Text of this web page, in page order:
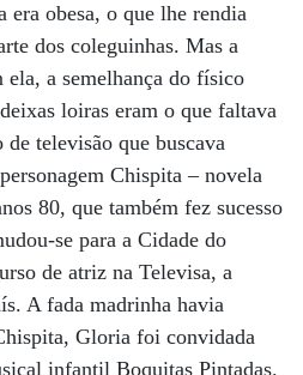
era obesa, o que lhe rendia
dos coleguinhas. Mas a
ela, a semelhança do físico
loiras eram o que faltava
televisão que buscava
Chispita – novela
80, que também fez sucesso
se para a Cidade do
de atriz na Televisa, a
A fada madrinha havia
Gloria foi convidada
infantil Boquitas Pintadas.